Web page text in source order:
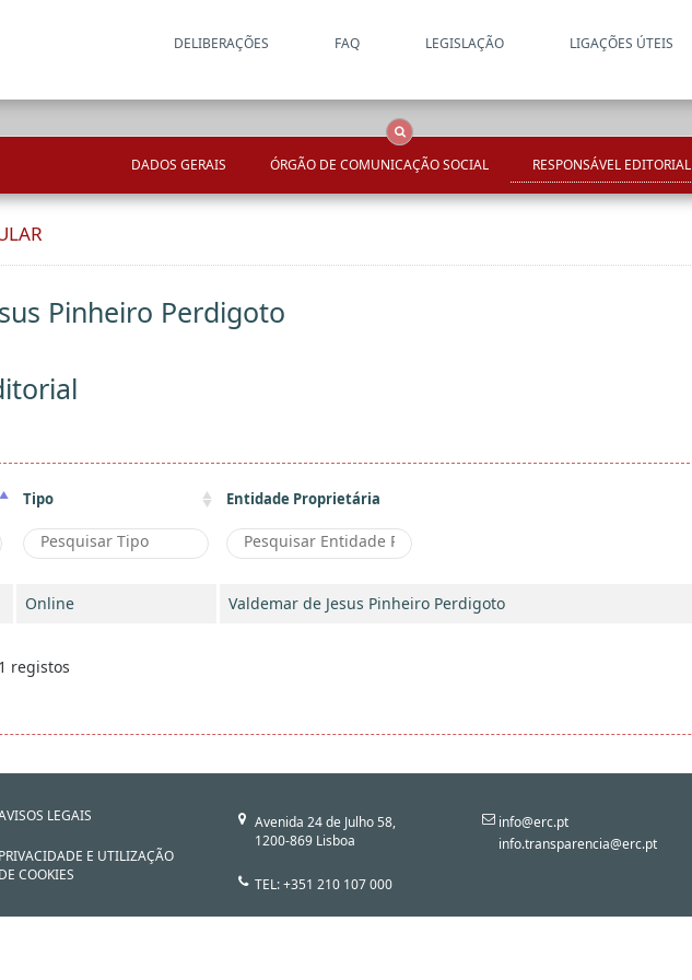
DELIBERAÇÕES FAQ LEGISLAÇÃO LIGAÇÕES ÚTEIS
DADOS GERAIS ÓRGÃO DE COMUNICAÇÃO SOCIAL RESPONSÁVEL EDITORIAL
Pinheiro Perdigoto
Tipo Entidade Proprietária
Online Valdemar de Jesus Pinheiro Perdigoto
registos
LEGAIS
PRIVACIDADE E UTILIZAÇÃO
DE COOKIES
Avenida 24 de Julho 58,
1200-869 Lisboa
TEL: +351 210 107 000
info@erc.pt
info.transparencia@erc.pt